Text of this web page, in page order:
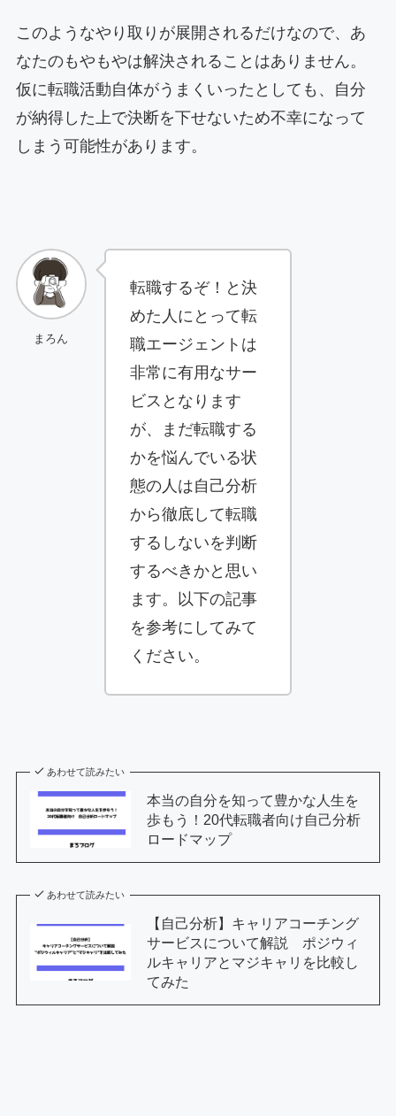
このようなやり取りが展開されるだけなので、あ
なたのもやもやは解決されることはありません。
仮に転職活動自体がうまくいったとしても、自分
が納得した上で決断を下せないため不幸になって
しまう可能性があります。
まろん
転職するぞ！と決
めた人にとって転
職エージェントは
非常に有用なサー
ビスとなります
が、まだ転職する
かを悩んでいる状
態の人は自己分析
から徹底して転職
するしないを判断
するべきかと思い
ます。以下の記事
を参考にしてみて
ください。
あわせて読みたい
本当の自分を知って豊かな人生を
歩もう！20代転職者向け自己分析
ロードマップ
あわせて読みたい
【自己分析】キャリアコーチング
サービスについて解説 ポジウィ
ルキャリアとマジキャリを比較し
てみた